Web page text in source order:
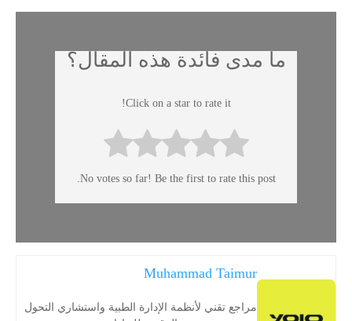
ما مدى فائدة هذه المقال؟
Click on a star to rate it!
No votes so far! Be the first to rate this post.
Muhammad Taimur
مراجع تقني لأنظمة الإدارة الطبية واستشاري التحول